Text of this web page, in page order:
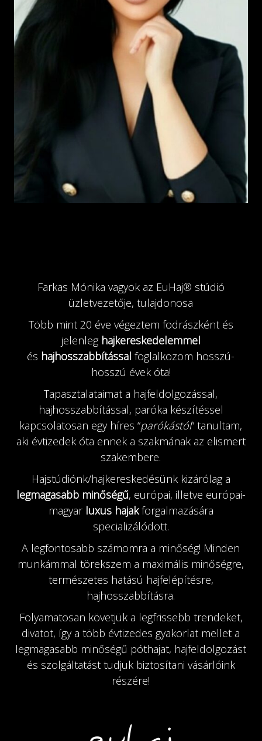
Farkas Mónika vagyok az EuHaj®️ stúdió
üzletvezetője, tulajdonosa
Több mint 20 éve végeztem fodrászként és
jelenleg hajkereskedelemmel
és hajhosszabbítással foglalkozom hosszú-
hosszú évek óta!
Tapasztalataimat a hajfeldolgozással,
hajhosszabbítással, paróka készítéssel
kapcsolatosan egy híres “parókástól” tanultam,
aki évtizedek óta ennek a szakmának az elismert
szakembere.
Hajstúdiónk/hajkereskedésünk kizárólag a
legmagasabb minőségű, európai, illetve európai-
magyar luxus hajakforgalmazására
specializálódott.
A legfontosabb számomra a minőség! Minden
munkámmal törekszem a maximális minőségre,
természetes hatású hajfelépítésre,
hajhosszabbításra.
Folyamatosan követjük a legfrissebb trendeket,
divatot, így a több évtizedes gyakorlat mellet a
legmagasabb minőségű póthajat, hajfeldolgozást
és szolgáltatást tudjuk biztosítani vásárlóink
részére!